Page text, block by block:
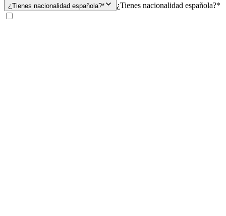
¿Tienes nacionalidad española?* ¿Tienes nacionalidad española?*